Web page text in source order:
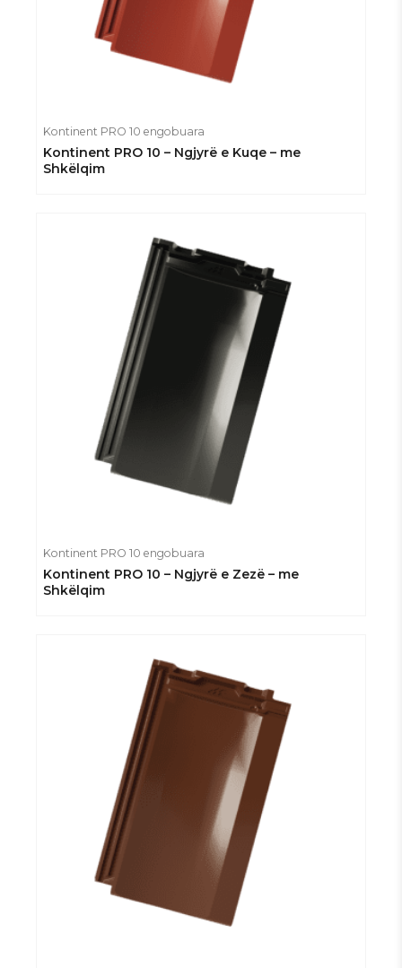
Kontinent PRO 10 engobuara
Kontinent PRO 10 – Ngjyrë e Kuqe – me
Shkëlqim
Kontinent PRO 10 engobuara
Kontinent PRO 10 – Ngjyrë e Zezë – me
Shkëlqim